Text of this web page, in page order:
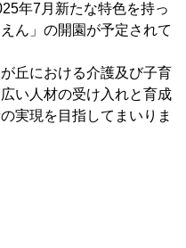
年7月新たな特色を持っ
ん」の開園が予定されて
丘における介護及び子育
い人材の受け入れと育成
実現を目指してまいりま